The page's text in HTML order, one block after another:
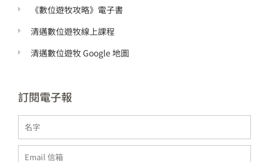
《數位遊牧攻略》電子書
清邁數位遊牧線上課程
清邁數位遊牧 Google 地圖
訂閱電子報
Name
Email